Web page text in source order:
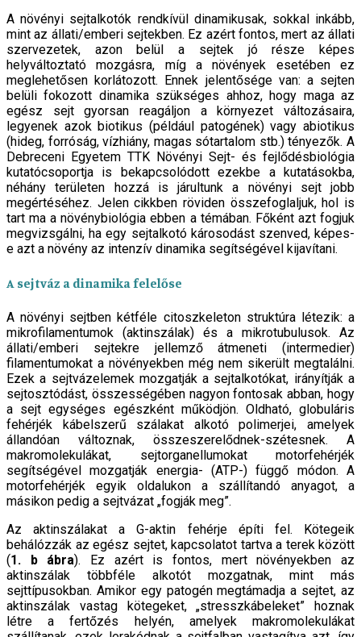
A növényi sejtalkotók rendkívül dinamikusak, sokkal inkább,
mint az állati/emberi sejtekben. Ez azért fontos, mert az állati
szervezetek, azon belül a sejtek jó része képes
helyváltoztató mozgásra, míg a növények esetében ez
meglehetősen korlátozott. Ennek jelentősége van: a sejten
belüli fokozott dinamika szükséges ahhoz, hogy maga az
egész sejt gyorsan reagáljon a környezet változásaira,
legyenek azok biotikus (például patogének) vagy abiotikus
(hideg, forróság, vízhiány, magas sótartalom stb.) tényezők. A
Debreceni Egyetem TTK Növényi Sejt- és fejlődésbiológia
kutatócsoportja is bekapcsolódott ezekbe a kutatásokba,
néhány területen hozzá is járultunk a növényi sejt jobb
megértéséhez. Jelen cikkben röviden összefoglaljuk, hol is
tart ma a növénybiológia ebben a témában. Főként azt fogjuk
megvizsgálni, ha egy sejtalkotó károsodást szenved, képes-
e azt a növény az intenzív dinamika segítségével kijavítani.
A sejtváz a dinamika felelőse
A növényi sejtben kétféle citoszkeleton struktúra létezik: a
mikrofilamentumok (aktinszálak) és a mikrotubulusok. Az
állati/emberi sejtekre jellemző átmeneti (intermedier)
filamentumokat a növényekben még nem sikerült megtalálni.
Ezek a sejtvázelemek mozgatják a sejtalkotókat, irányítják a
sejtosztódást, összességében nagyon fontosak abban, hogy
a sejt egységes egészként működjön. Oldható, globuláris
fehérjék kábelszerű szálakat alkotó polimerjei, amelyek
állandóan változnak, összeszerelődnek-szétesnek. A
makromolekulákat, sejtorganellumokat motorfehérjék
segítségével mozgatják energia- (ATP-) függő módon. A
motorfehérjék egyik oldalukon a szállítandó anyagot, a
másikon pedig a sejtvázat „fogják meg”.
Az aktinszálakat a G-aktin fehérje építi fel. Kötegeik
behálózzák az egész sejtet, kapcsolatot tartva a terek között
(1. b ábra). Ez azért is fontos, mert növényekben az
aktinszálak többféle alkotót mozgatnak, mint más
sejttípusokban. Amikor egy patogén megtámadja a sejtet, az
aktinszálak vastag kötegeket, „stresszkábeleket” hoznak
létre a fertőzés helyén, amelyek makromolekulákat